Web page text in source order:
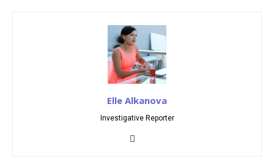
Elle Alkanova
Investigative Reporter